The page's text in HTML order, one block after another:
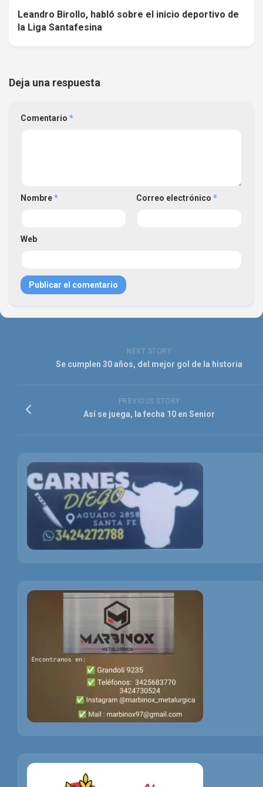
0
Leandro Birollo, habló sobre el inicio deportivo de
la Liga Santafesina
Deja una respuesta
Comentario *
Nombre* Correo electrónico *
Web
NEXT STORY
Se cumplen 30 años, del mejor gol de la historia
PREVIOUS STORY
Así se juega, la fecha 10 en Senior